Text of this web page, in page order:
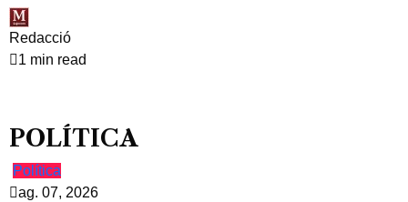
Redacció
1 min read
POLÍTICA
Política
ag. 07, 2026